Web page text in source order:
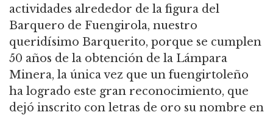
actividades alrededor de la figura del
Barquero de Fuengirola, nuestro
queridísimo Barquerito, porque se cumplen
50 años de la obtención de la Lámpara
Minera, la única vez que un fuengirtoleño
ha logrado este gran reconocimiento, que
dejó inscrito con letras de oro su nombre en